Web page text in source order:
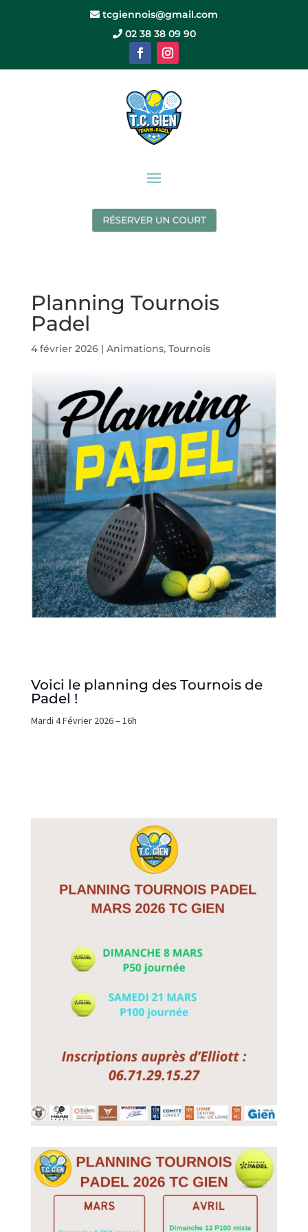
tcgiennois@gmail.com
02 38 38 09 90
RÉSERVER UN COURT
Planning Tournois
Padel
4 février 2026| Animations, Tournois
Voici le planning des Tournois de
Padel !
Mardi 4 Février 2026 – 16h